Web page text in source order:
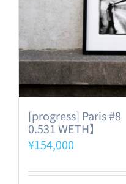
[progress] Paris
0.531 WETH】
¥154,000